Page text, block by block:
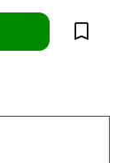
Lägg